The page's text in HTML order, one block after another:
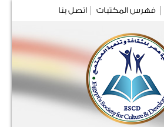
فهرس المكتبات اتصل بنا